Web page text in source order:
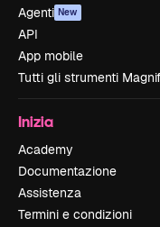
Agenti New
API
App mobile
Tutti gli strumenti
Inizia
Academy
Documentazione
Assistenza
Termini e condizioni